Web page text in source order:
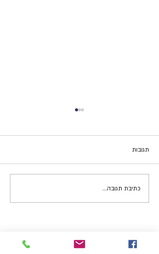
מוטיבציה והפרעת קשב
תגובות
כתיבת תגובה...